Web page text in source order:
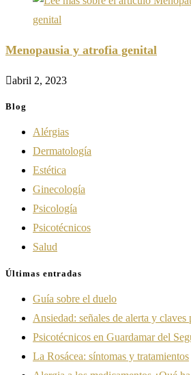
Menopausia y atrofia genital
abril 2, 2023
Blog
Alérgias
Dermatología
Estética
Ginecología
Psicología
Psicotécnicos
Salud
Últimas entradas
Guía sobre el duelo
Ansiedad: señales de alerta y claves
Psicotécnicos en Guardamar del
La Rosácea: síntomas y tratamientos